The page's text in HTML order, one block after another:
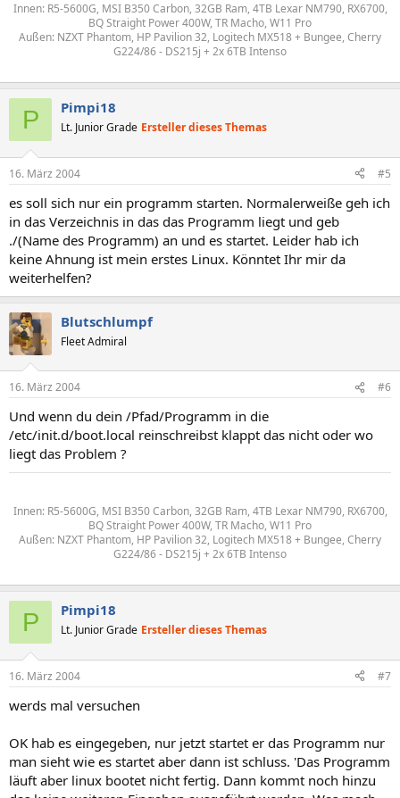
Innen: R5-5600G, MSI B350 Carbon, 32GB Ram, 4TB Lexar NM790, RX6700,
BQ Straight Power 400W, TR Macho, W11 Pro
Außen: NZXT Phantom, HP Pavilion 32, Logitech MX518 + Bungee, Cherry
G224/86 - DS215j + 2x 6TB Intenso
P Pimpi18
Lt. Junior Grade Ersteller dieses Themas
16. März 2004 #5
es soll sich nur ein programm starten. Normalerweiße geh ich
in das Verzeichnis in das das Programm liegt und geb
./(Name des Programm) an und es startet. Leider hab ich
keine Ahnung ist mein erstes Linux. Könntet Ihr mir da
weiterhelfen?
Blutschlumpf
Fleet Admiral
16. März 2004 #6
Und wenn du dein /Pfad/Programm in die
/etc/init.d/boot.local reinschreibst klappt das nicht oder wo
liegt das Problem ?
Innen: R5-5600G, MSI B350 Carbon, 32GB Ram, 4TB Lexar NM790, RX6700,
BQ Straight Power 400W, TR Macho, W11 Pro
Außen: NZXT Phantom, HP Pavilion 32, Logitech MX518 + Bungee, Cherry
G224/86 - DS215j + 2x 6TB Intenso
P Pimpi18
Lt. Junior Grade Ersteller dieses Themas
16. März 2004 #7
werds mal versuchen
OK hab es eingegeben, nur jetzt startet er das Programm nur
man sieht wie es startet aber dann ist schluss. 'Das Programm
läuft aber linux bootet nicht fertig. Dann kommt noch hinzu